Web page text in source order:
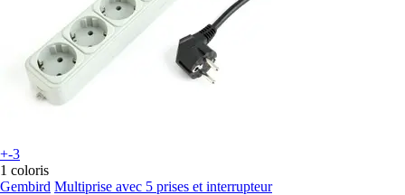
+-3
1 coloris
Gembird Multiprise avec 5 prises et interrupteur